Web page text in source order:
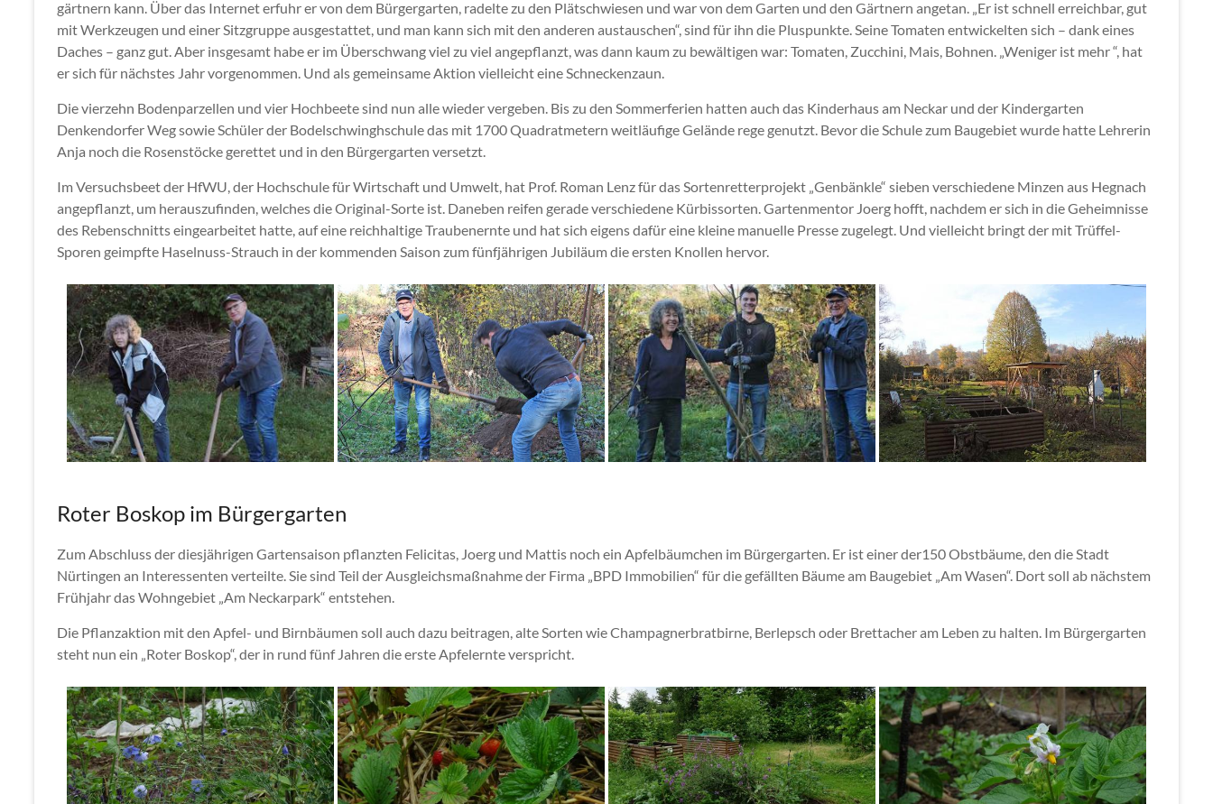
gärtnern kann. Über das Internet erfuhr er von dem Bürgergarten, radelte zu den Plätschwiesen und war von dem Garten und den Gärtnern angetan. „Er ist schnell erreichbar, gut
mit Werkzeugen und einer Sitzgruppe ausgestattet, und man kann sich mit den anderen austauschen“, sind für ihn die Pluspunkte. Seine Tomaten entwickelten sich – dank eines
Daches – ganz gut. Aber insgesamt habe er im Überschwang viel zu viel angepflanzt, was dann kaum zu bewältigen war: Tomaten, Zucchini, Mais, Bohnen. „Weniger ist mehr “, hat
er sich für nächstes Jahr vorgenommen. Und als gemeinsame Aktion vielleicht eine Schneckenzaun.
Die vierzehn Bodenparzellen und vier Hochbeete sind nun alle wieder vergeben. Bis zu den Sommerferien hatten auch das Kinderhaus am Neckar und der Kindergarten
Denkendorfer Weg sowie Schüler der Bodelschwinghschule das mit 1700 Quadratmetern weitläufige Gelände rege genutzt. Bevor die Schule zum Baugebiet wurde hatte Lehrerin
Anja noch die Rosenstöcke gerettet und in den Bürgergarten versetzt.
Im Versuchsbeet der HfWU, der Hochschule für Wirtschaft und Umwelt, hat Prof. Roman Lenz für das Sortenretterprojekt „Genbänkle“ sieben verschiedene Minzen aus Hegnach
angepflanzt, um herauszufinden, welches die Original-Sorte ist. Daneben reifen gerade verschiedene Kürbissorten. Gartenmentor Joerg hofft, nachdem er sich in die Geheimnisse
des Rebenschnitts eingearbeitet hatte, auf eine reichhaltige Traubenernte und hat sich eigens dafür eine kleine manuelle Presse zugelegt. Und vielleicht bringt der mit Trüffel-
Sporen geimpfte Haselnuss-Strauch in der kommenden Saison zum fünfjährigen Jubiläum die ersten Knollen hervor.
Roter Boskop im Bürgergarten
Zum Abschluss der diesjährigen Gartensaison pflanzten Felicitas, Joerg und Mattis noch ein Apfelbäumchen im Bürgergarten. Er ist einer der150 Obstbäume, den die Stadt
Nürtingen an Interessenten verteilte. Sie sind Teil der Ausgleichsmaßnahme der Firma „BPD Immobilien“ für die gefällten Bäume am Baugebiet „Am Wasen“. Dort soll ab nächstem
Frühjahr das Wohngebiet „Am Neckarpark“ entstehen.
Die Pflanzaktion mit den Apfel- und Birnbäumen soll auch dazu beitragen, alte Sorten wie Champagnerbratbirne, Berlepsch oder Brettacher am Leben zu halten. Im Bürgergarten
steht nun ein „Roter Boskop“, der in rund fünf Jahren die erste Apfelernte verspricht.